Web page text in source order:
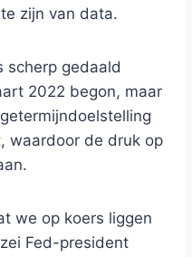
zijn van data.
scherp gedaald
2022 begon, maar
waardoor de druk op
we op koers liggen
Fed-president